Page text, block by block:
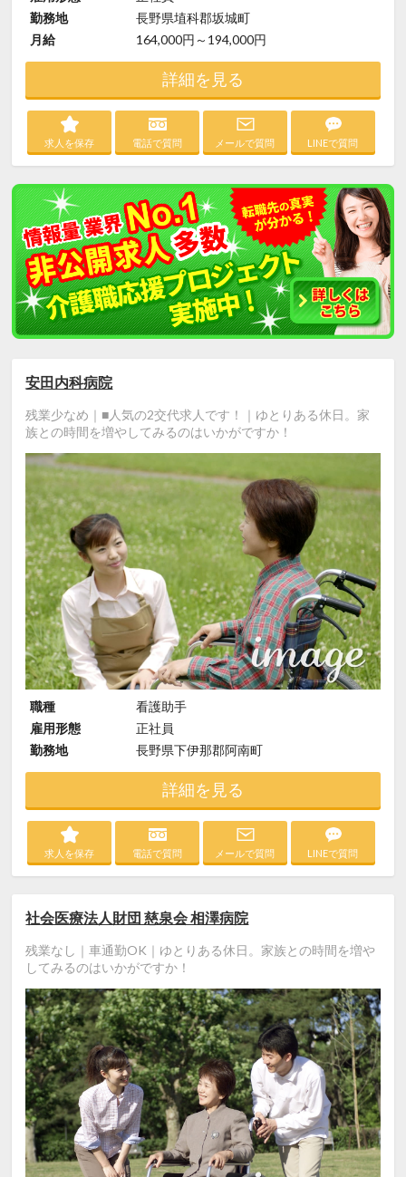
勤務地
長野県埴科郡坂城町
月給
164,000円～194,000円
詳細を見る
求人を保存 電話で質問 メールで質問 LINEで質問
安田内科病院
残業少なめ｜■人気の2交代求人です！｜ゆとりある休日。家
族との時間を増やしてみるのはいかがですか！
職種
看護助手
雇用形態
正社員
勤務地
長野県下伊那郡阿南町
詳細を見る
求人を保存 電話で質問 メールで質問 LINEで質問
社会医療法人財団 慈泉会 相澤病院
残業なし｜車通勤OK｜ゆとりある休日。家族との時間を増や
してみるのはいかがですか！